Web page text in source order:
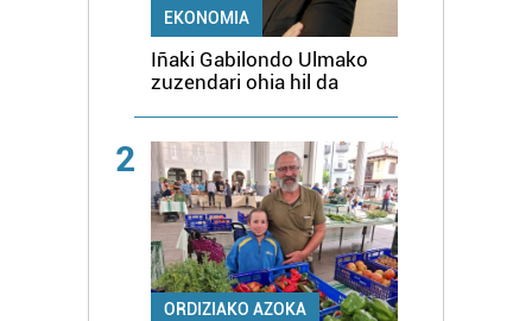
EKONOMIA
Iñaki Gabilondo Ulmako
zuzendari ohia hil da
2
ORDIZIAKO AZOKA